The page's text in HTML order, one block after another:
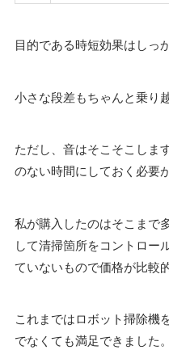
目的である時短効果はしっ
小さな段差もちゃんと乗り
ただし、音はそこそこしま
のない時間にしておく必要
私が購入したのはそこまで
して清掃箇所をコントロー
ていないもので価格が比較
これまではロボット掃除機
でなくても満足できました。